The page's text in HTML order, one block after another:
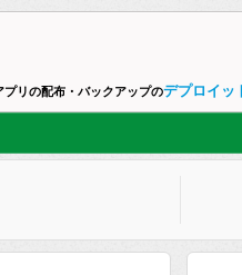
プリの配布・バックアップのデプロイッ